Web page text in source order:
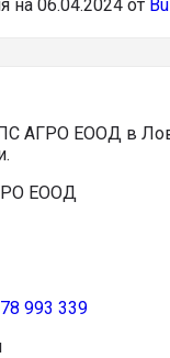
на 06.04.2024 от
АГРО ЕООД в
ЕООД
993 339